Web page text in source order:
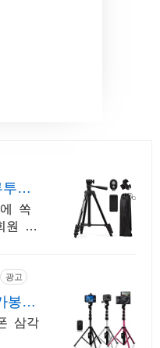
스
쏙
무
광고
봉
송삼각